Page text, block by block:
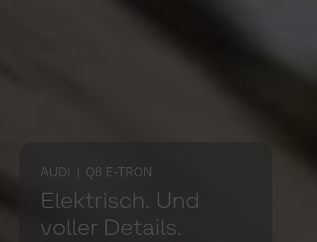
AUDI | Q8 E-TRON
Elektrisch. Und
voller Details.